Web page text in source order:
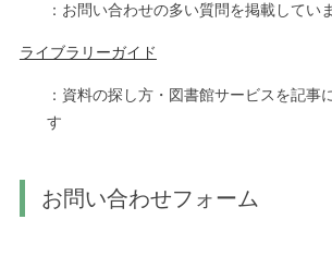
：お問い合わせの多い質問を掲載してい
ライブラリーガイド
：資料の探し方・図書館サービスを記事
す
お問い合わせフォーム